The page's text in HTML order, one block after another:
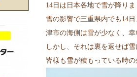
14日は日本各地で雪が降り
雪の影響で三重県内でも14
津市の海側は雪が少なく、
しかし、それは裏を返せば
皆様も雪が積もっている時